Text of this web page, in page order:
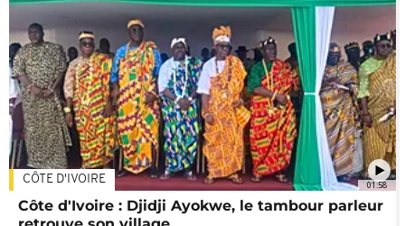
01:58
CÔTE D'IVOIRE
Côte d'Ivoire : Djidji Ayokwe, le tambour parleur